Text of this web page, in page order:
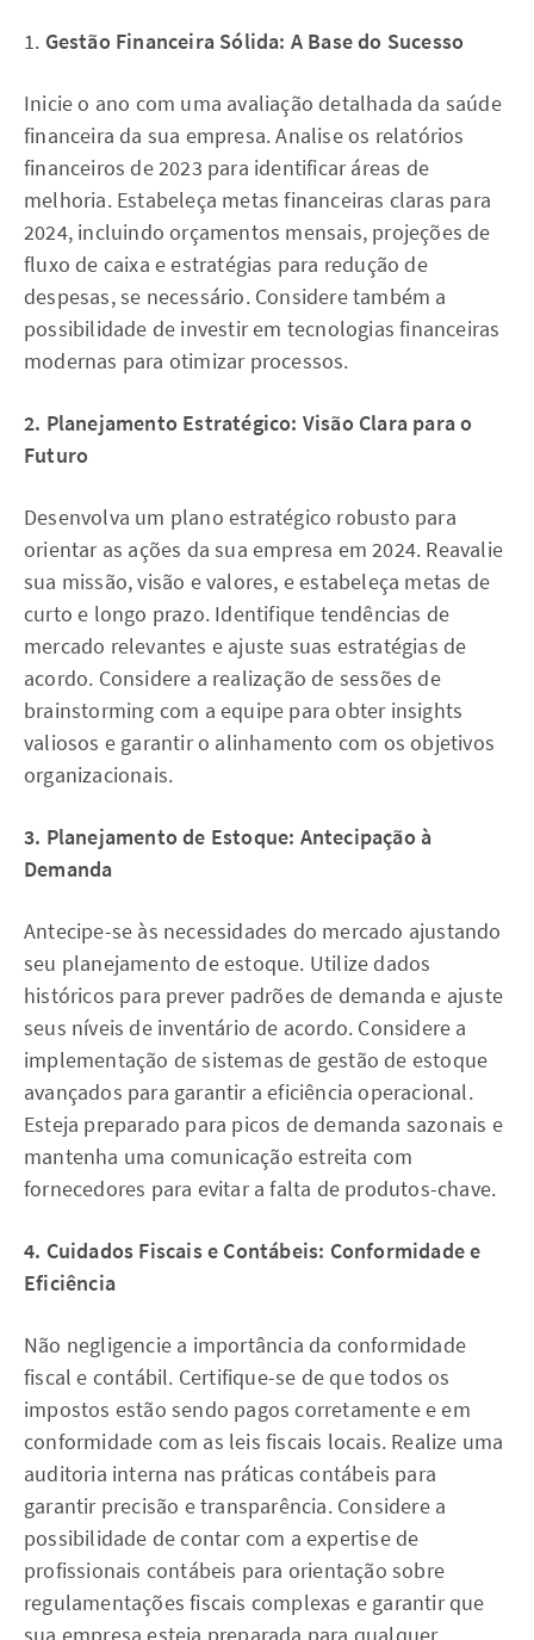
1. Gestão Financeira Sólida: A Base do Sucesso
Inicie o ano com uma avaliação detalhada da saúde
financeira da sua empresa. Analise os relatórios
financeiros de 2023 para identificar áreas de
melhoria. Estabeleça metas financeiras claras para
2024, incluindo orçamentos mensais, projeções de
fluxo de caixa e estratégias para redução de
despesas, se necessário. Considere também a
possibilidade de investir em tecnologias financeiras
modernas para otimizar processos.
2. Planejamento Estratégico: Visão Clara para o
Futuro
Desenvolva um plano estratégico robusto para
orientar as ações da sua empresa em 2024. Reavalie
sua missão, visão e valores, e estabeleça metas de
curto e longo prazo. Identifique tendências de
mercado relevantes e ajuste suas estratégias de
acordo. Considere a realização de sessões de
brainstorming com a equipe para obter insights
valiosos e garantir o alinhamento com os objetivos
organizacionais.
3. Planejamento de Estoque: Antecipação à
Demanda
Antecipe-se às necessidades do mercado ajustando
seu planejamento de estoque. Utilize dados
históricos para prever padrões de demanda e ajuste
seus níveis de inventário de acordo. Considere a
implementação de sistemas de gestão de estoque
avançados para garantir a eficiência operacional.
Esteja preparado para picos de demanda sazonais e
mantenha uma comunicação estreita com
fornecedores para evitar a falta de produtos-chave.
4. Cuidados Fiscais e Contábeis: Conformidade e
Eficiência
Não negligencie a importância da conformidade
fiscal e contábil. Certifique-se de que todos os
impostos estão sendo pagos corretamente e em
conformidade com as leis fiscais locais. Realize uma
auditoria interna nas práticas contábeis para
garantir precisão e transparência. Considere a
possibilidade de contar com a expertise de
profissionais contábeis para orientação sobre
regulamentações fiscais complexas e garantir que